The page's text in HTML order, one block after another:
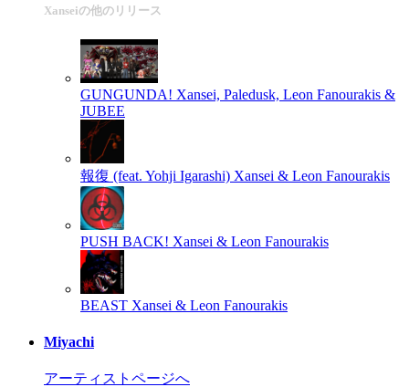
Xanseiの他のリリース
GUNGUNDA! Xansei, Paledusk, Leon Fanourakis &
JUBEE
報復 (feat. Yohji Igarashi) Xansei & Leon Fanourakis
PUSH BACK! Xansei & Leon Fanourakis
BEAST Xansei & Leon Fanourakis
Miyachi
アーティストページへ